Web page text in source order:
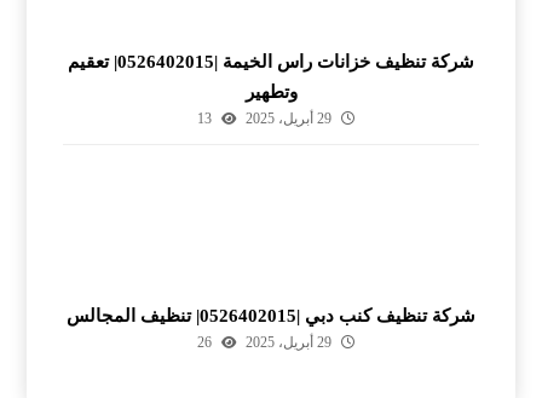
شركة تنظيف خزانات راس الخيمة |0526402015| تعقيم
وتطهير
29 أبريل، 2025 13
شركة تنظيف كنب دبي |0526402015| تنظيف المجالس
29 أبريل، 2025 26